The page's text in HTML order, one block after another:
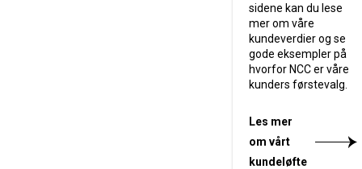
sidene kan du lese
mer om våre
kundeverdier og se
gode eksempler på
hvorfor NCC er våre
kunders førstevalg.
Les mer
om vårt
kundeløfte